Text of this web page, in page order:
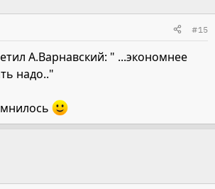
#15
А.Варнавский: " ...экономнее
надо.."